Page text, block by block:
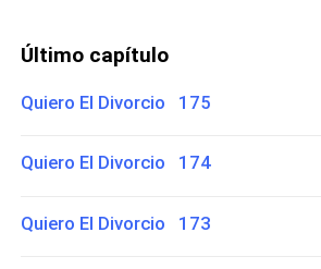
Último capítulo
Quiero El Divorcio 175
Quiero El Divorcio 174
Quiero El Divorcio 173